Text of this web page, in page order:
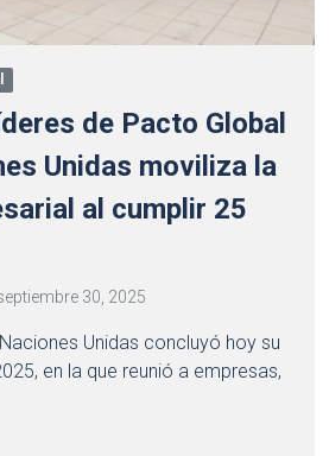
de Pacto Global
Unidas moviliza la
al cumplir 25
30, 2025
Unidas concluyó hoy su
en la que reunió a empresas,